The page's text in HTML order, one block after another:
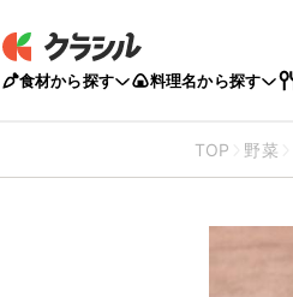
食材から探す 料理名から探す
TOP 野菜